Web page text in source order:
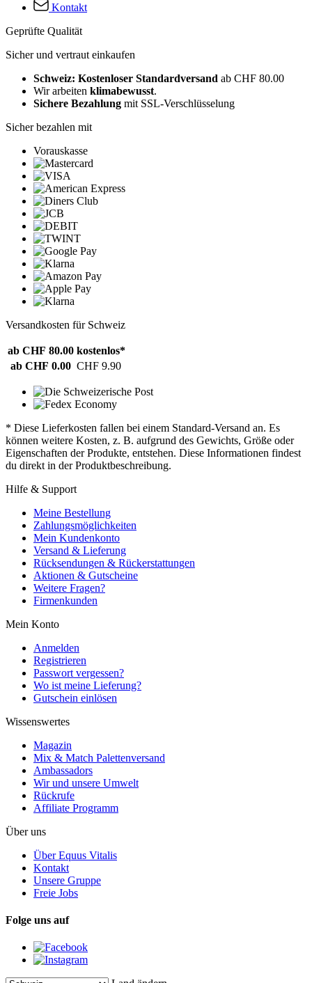
Kontakt
Geprüfte Qualität
Sicher und vertraut einkaufen
Schweiz: Kostenloser Standardversand ab CHF 80.00
Wir arbeiten klimabewusst.
Sichere Bezahlung mit SSL-Verschlüsselung
Sicher bezahlen mit
Vorauskasse
Versandkosten für Schweiz
ab CHF 80.00 kostenlos*
ab CHF 0.00 CHF 9.90
* Diese Lieferkosten fallen bei einem Standard-Versand an. Es
können weitere Kosten, z. B. aufgrund des Gewichts, Größe oder
Eigenschaften der Produkte, entstehen. Diese Informationen findest
du direkt in der Produktbeschreibung.
Hilfe & Support
Meine Bestellung
Zahlungsmöglichkeiten
Mein Kundenkonto
Versand & Lieferung
Rücksendungen & Rückerstattungen
Aktionen & Gutscheine
Weitere Fragen?
Firmenkunden
Mein Konto
Anmelden
Registrieren
Passwort vergessen?
Wo ist meine Lieferung?
Gutschein einlösen
Wissenswertes
Magazin
Mix & Match Palettenversand
Ambassadors
Wir und unsere Umwelt
Rückrufe
Affiliate Programm
Über uns
Über Equus Vitalis
Kontakt
Unsere Gruppe
Freie Jobs
Folge uns auf